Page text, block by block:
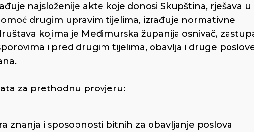
najsloženije akte koje donosi Skupština, rješava u
drugim upravim tijelima, izrađuje normativne
kojima je Međimurska županija osnivač,
i pred drugim tijelima, obavlja i druge
za prethodnu provjeru:
znanja i sposobnosti bitnih za obavljanje poslova